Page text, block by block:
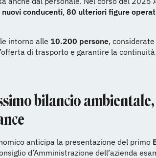
conducenti, 80 ulteriori figure
intorno alle 10.200 persone,
di trasporto e garantire la
bilancio ambientale,
anticipa la presentazione del primo
d’Amministrazione dell’azienda